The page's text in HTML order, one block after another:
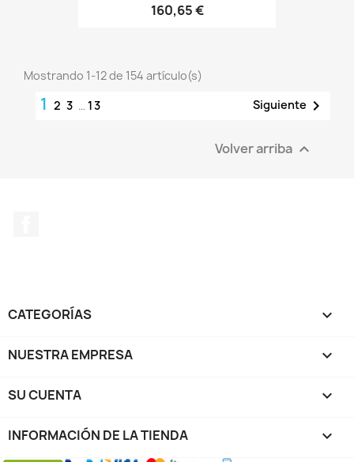
160,65 €
Mostrando 1-12 de 154 artículo(s)
1 2 3 … 13 Siguiente 
Volver arriba 
CATEGORÍAS 
NUESTRA EMPRESA 
SU CUENTA 
INFORMACIÓN DE LA TIENDA keyboard_arrow_down